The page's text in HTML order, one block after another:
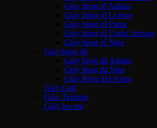
Giày bóng rổ Adidas
Giày bóng rổ Li-ning
Giày bóng rổ Puma
Giày bóng rổ Under Armour
Giày bóng rổ Nike
Giày bóng đá
Giày bóng đá Adidas
Giày bóng đá Nike
Giày Bóng Đá Puma
Giày Golf
Giày Training
Giày leo núi